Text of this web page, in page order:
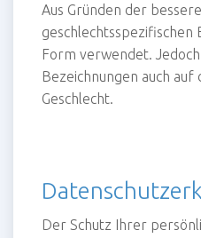
Aus Gründen der
geschlechtsspezifischen
Form verwendet.
Bezeichnungen auch
Geschlecht.
Der Schutz Ihrer